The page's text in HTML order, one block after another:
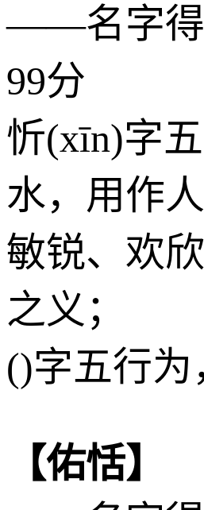
——名字得
99分
忻(xīn)字
水，用作
敏锐、欢
之义；
()字五行为
【佑恬】